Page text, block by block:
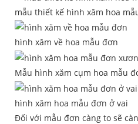
mẫu thiết kế hình xăm hoa
hình xăm về hoa mẫu đơn
Mẫu hình xăm cụm hoa mẫu
hình xăm hoa mẫu đơn ở vai
Đối với mẫu đơn càng to sẽ